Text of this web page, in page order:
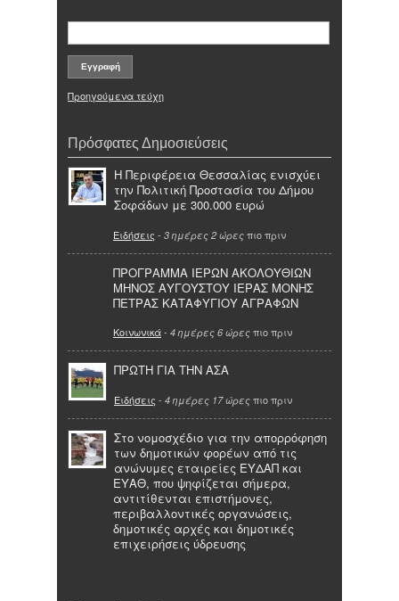
Προηγούμενα τεύχη
Πρόσφατες Δημοσιεύσεις
Η Περιφέρεια Θεσσαλίας ενισχύει
την Πολιτική Προστασία του Δήμου
Σοφάδων με 300.000 ευρώ
Ειδήσεις - 3 ημέρες 2 ώρες πιο πριν
ΠΡΟΓΡΑΜΜΑ ΙΕΡΩΝ ΑΚΟΛΟΥΘΙΩΝ
ΜΗΝΟΣ ΑΥΓΟΥΣΤΟΥ ΙΕΡΑΣ ΜΟΝΗΣ
ΠΕΤΡΑΣ ΚΑΤΑΦΥΓΙΟΥ ΑΓΡΑΦΩΝ
Κοινωνικά- 4 ημέρες 6 ώρες πιο πριν
ΠΡΩΤΗ ΓΙΑ ΤΗΝ ΑΣΑ
Ειδήσεις - 4 ημέρες 17 ώρες πιο πριν
Στο νομοσχέδιο για την απορρόφηση
των δημοτικών φορέων από τις
ανώνυμες εταιρείες ΕΥΔΑΠ και
ΕΥΑΘ, που ψηφίζεται σήμερα,
αντιτίθενται επιστήμονες,
περιβαλλοντικές οργανώσεις,
δημοτικές αρχές και δημοτικές
επιχειρήσεις ύδρευσης